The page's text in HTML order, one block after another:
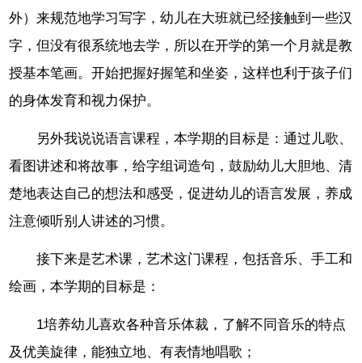
外）来规范地学习写字，幼儿在大班就已经接触到一些汉
字，但没有很系统地去学，所以在开学的第一个月就是教
授基本笔画。开始把握好握笔和坐姿，这样也利于孩子们
的身体发育和视力保护。
另外我说说语言课程，本学期的目标是：通过儿歌、
看图讲述和将故事，给字组词造句，鼓励幼儿大胆地、清
楚地表达自己的想法和感受，促进幼儿的语言发展，养成
注意倾听别人讲述的习惯。
接下来是艺术课，艺术这门课程，包括音乐、手工和
绘画，本学期的目标是：
1培养幼儿喜欢各种音乐体裁，了解不同音乐的特点
及优美旋律，能独立地、有表情地唱歌；